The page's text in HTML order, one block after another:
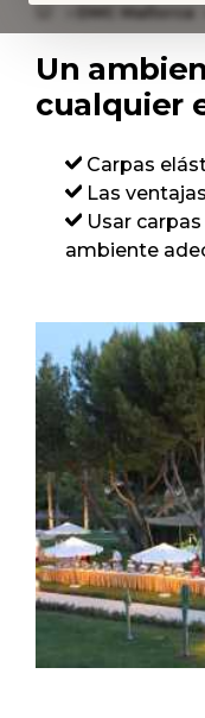
DMC Mallorca
Un
cualquier
Carpas
Las
Usar
ambiente